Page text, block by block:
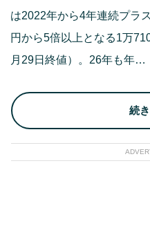
は2022年から4年連続プラ
円から5倍以上となる1万
月29日終値）。26年も年…
続